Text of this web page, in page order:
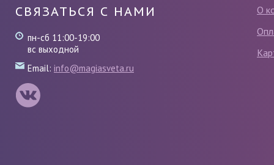
О
СВЯЗАТЬСЯ С НАМИ
пн-сб 11:00-19:00
вс выходной
Email: info@magiasveta.ru